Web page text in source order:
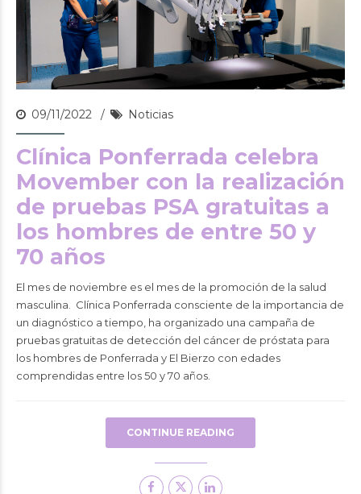
09/11/2022 Noticias
Clínica Ponferrada celebra
Movember con la realización
de pruebas PSA gratuitas a
los hombres de entre 50 y
70 años
El mes de noviembre es el mes de la promoción de la salud
masculina. Clínica Ponferrada consciente de la importancia de
un diagnóstico a tiempo, ha organizado una campaña de
pruebas gratuitas de detección del cáncer de próstata para
los hombres de Ponferrada y El Bierzo con edades
comprendidas entre los 50 y 70 años.
CONTINUE READING